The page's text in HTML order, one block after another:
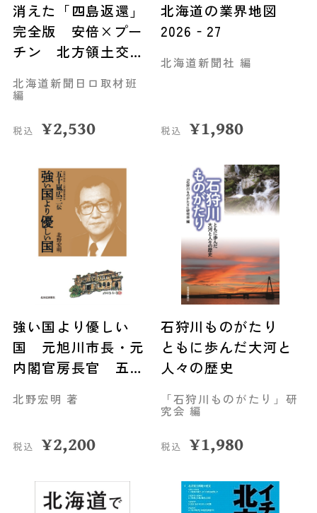
消えた「四島返還」
完全版 安倍×プー
チン 北方領土交渉
北海道新聞日ロ取材班
編
税込 ¥2,530
北海道の業界地図
2026‐27
北海道新聞社 編
税込 ¥1,980
強い国より優しい
国 元旭川市長・元
内閣官房長官 五十
北野宏明 著
税込 ¥2,200
石狩川ものがたり
ともに歩んだ大河と
人々の歴史
「石狩川ものがたり」研
究会 編
税込 ¥1,980